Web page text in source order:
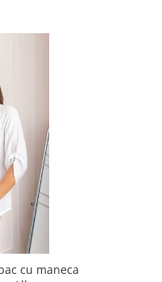
cu maneca